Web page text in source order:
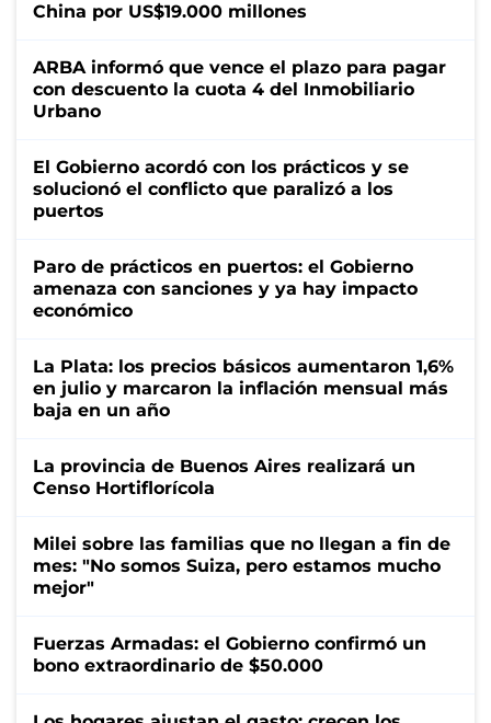
China por US$19.000 millones
ARBA informó que vence el plazo para pagar
con descuento la cuota 4 del Inmobiliario
Urbano
El Gobierno acordó con los prácticos y se
solucionó el conflicto que paralizó a los
puertos
Paro de prácticos en puertos: el Gobierno
amenaza con sanciones y ya hay impacto
económico
La Plata: los precios básicos aumentaron 1,6%
en julio y marcaron la inflación mensual más
baja en un año
La provincia de Buenos Aires realizará un
Censo Hortiflorícola
Milei sobre las familias que no llegan a fin de
mes: "No somos Suiza, pero estamos mucho
mejor"
Fuerzas Armadas: el Gobierno confirmó un
bono extraordinario de $50.000